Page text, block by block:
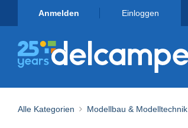
Anmelden Einloggen
Alle Kategorien Modellbau & Modelltechnik